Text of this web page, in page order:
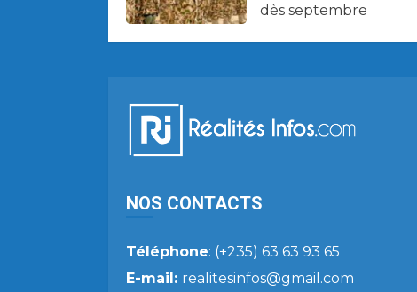
dès septembre
NOS CONTACTS
Téléphone: (+235) 63 63 93 65
E-mail: realitesinfos@gmail.com